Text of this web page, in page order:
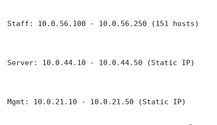
Staff: 10.0.56.100 - 10.0.56.250 (151 hosts)
Server: 10.0.44.10 - 10.0.44.50 (Static IP)
Mgmt: 10.0.21.10 - 10.0.21.50 (Static IP)